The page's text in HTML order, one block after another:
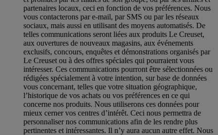
partenaires locaux, ceci en fonction de vos préférences. Nous
vous contacterons par e-mail, par SMS ou par les réseaux
sociaux, mais aussi en utilisant des moyens automatisés. De
telles communications seront liées aux produits Le Creuset,
aux ouvertures de nouveaux magasins, aux événements
exclusifs, concours, enquêtes et démonstrations organisés par
Le Creuset ou à des offres spéciales qui pourraient vous
intéresser. Ces communications pourront être sélectionnées ou
rédigées spécialement à votre intention, sur base de données
vous concernant, telles que votre situation géographique,
l’historique de vos achats ou vos préférences en ce qui
concerne nos produits. Nous utiliserons ces données pour
mieux cerner vos centres d’intérêt. Ceci nous permettra de
personnaliser nos communications afin de les rendre plus
pertinentes et intéressantes. Il n’y aura aucun autre effet. Nous